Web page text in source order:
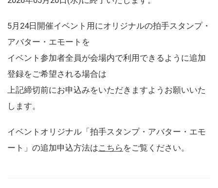
5月24日開催イベント用にオリジナルの拍手スタンプ・
アバター・エモートを
イベント参加者全員が会場内で利用できるように追加
登録をご希望される場合は
上記締切前にお申込みをいただきますようお願いいた
します。
イベントオリジナル「拍手スタンプ・アバター・エモ
ート」の追加申込方法はこちら をご覧ください。